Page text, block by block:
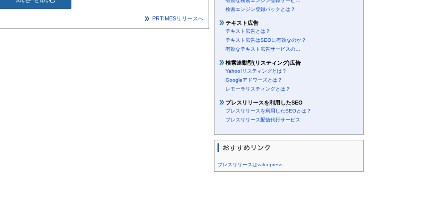
日
PRTIMESリリースへ
検索エンジン登録パックとは？
テキスト広告
テキスト広告とは？
テキスト広告はSEOに有効なのか？
有効なテキスト広告サービスの…
検索連動型(リスティング)広告
Yahoo!リスティングとは？
Googleアドワーズとは？
レモーラリスティングとは？
プレスリリースを利用したSEO
プレスリリースを利用したSEOとは？
プレスリリース配信代行サービス
プレスリリースはvaluepress